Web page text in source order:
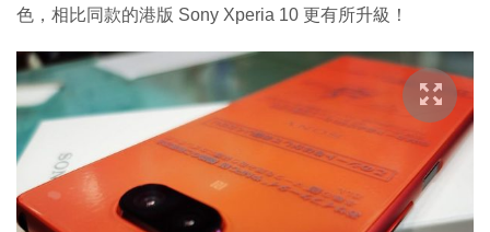
色，相比同款的港版 Sony Xperia 10 更有所升級！